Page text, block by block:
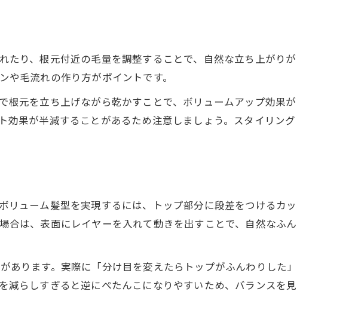
髪頻度とタイミング
散髪サイクル
重視の散髪
リューム散髪
単ケア術
アケア習慣
わり仕上げるコツ
の演出法
り、根元付近の毛量を調整することで、自然な立ち上がりが
毛流れの作り方がポイントです。
元を立ち上げながら乾かすことで、ボリュームアップ効果が
果が半減することがあるため注意しましょう。スタイリング
ューム髪型を実現するには、トップ部分に段差をつけるカッ
合は、表面にレイヤーを入れて動きを出すことで、自然なふん
ります。実際に「分け目を変えたらトップがふんわりした」
減らしすぎると逆にぺたんこになりやすいため、バランスを見